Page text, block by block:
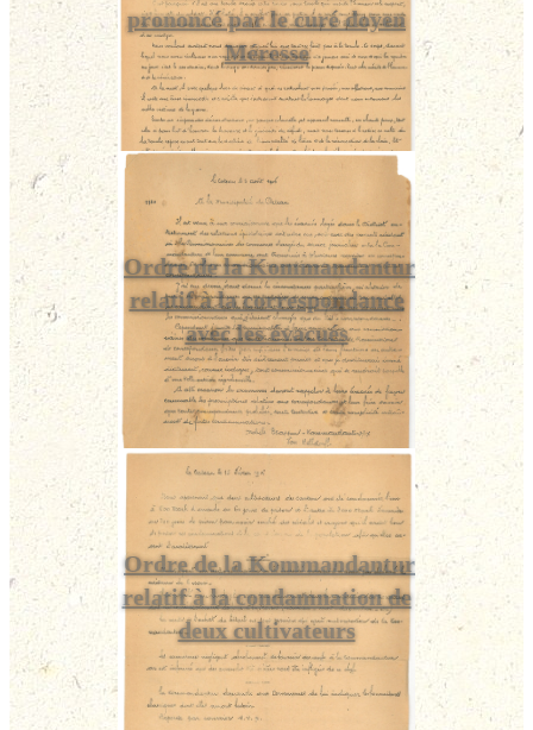
prononcé par le curé doyen
Méresse
Ordre de la Kommandantur
relatif à la correspondance
avec les évacués
Ordre de la Kommandantur
relatif à la condamnation de
deux cultivateurs